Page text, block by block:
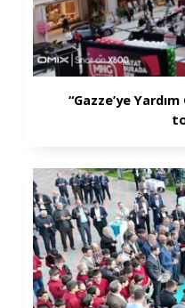
“Gazze’ye